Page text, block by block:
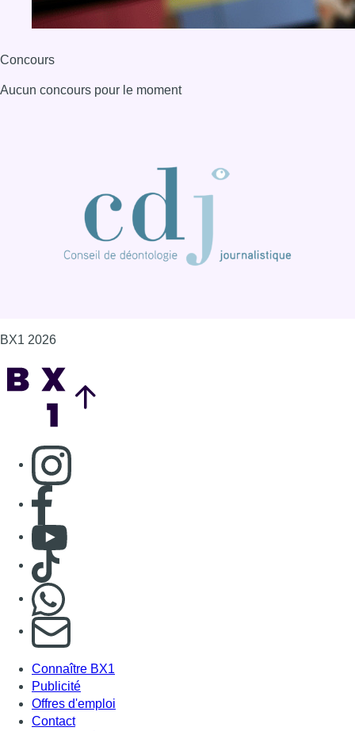
Concours
Aucun concours pour le moment
BX1 2026
Consulter page Instagram
Consulter page Facebook
Consulter Youtube
Consulter TikTok
S'abonner à notre newsletter
Connaître BX1
Publicité
Offres d'emploi
Contact